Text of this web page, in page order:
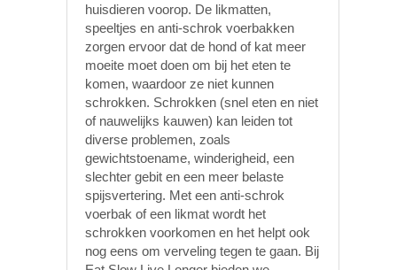
huisdieren voorop. De likmatten,
speeltjes en anti-schrok voerbakken
zorgen ervoor dat de hond of kat meer
moeite moet doen om bij het eten te
komen, waardoor ze niet kunnen
schrokken. Schrokken (snel eten en niet
of nauwelijks kauwen) kan leiden tot
diverse problemen, zoals
gewichtstoename, winderigheid, een
slechter gebit en een meer belaste
spijsvertering. Met een anti-schrok
voerbak of een likmat wordt het
schrokken voorkomen en het helpt ook
nog eens om verveling tegen te gaan. Bij